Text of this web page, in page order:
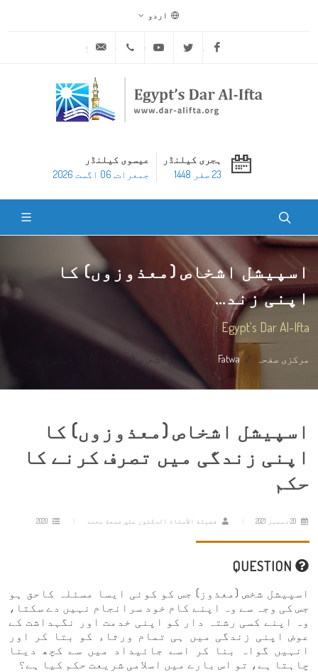
اردو
Facebook
Twitter
Youtube
ہجری کیلنڈر
23 صفر 1448
عیسوی کیلنڈر
جمعرات, 06 اگست 2026
اسپیشل اشخاص (معذوزوں) کا
اپنی زند...
Egypt's Dar Al-Ifta
مرکزی صفحہ Fatwa اسپیشل اشخاص (معذوزوں) کا اپنی زند...
اسپیشل اشخاص (معذوزوں) کا
اپنی زندگی میں تصرف کرنے کا
حکم
فضيلة الأستاذ الدكتور علي جمعة محمد
اسپیشل شخص (معذوز) جس کو کوئی ایسا مسئلہ کاحق ہو
جس کی وجہ سے وہ اپنے کام خود سرانجام نہیں دے سکتا،
وہ اپنے کسی رشتہ دار کو اپنی خدمت اور نگہداشت کے
عوض اپنی زندگی میں ہی تمام ورثاء کو بتا کر اور
انہیں گواہ بنا کر اسے جائیداد میں سے کچھ دینا
چاہتا ہے، تو اس بارے میں اسلامی شریعت حکم کیا ہے؟